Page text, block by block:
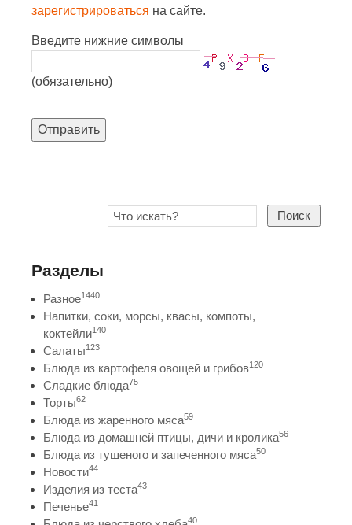
зарегистрироваться на сайте.
Введите нижние символы
(обязательно)
Отправить
Поиск
Разделы
Разное1440
Напитки, соки, морсы, квасы, компоты,
коктейли140
Салаты123
Блюда из картофеля овощей и грибов120
Сладкие блюда75
Торты62
Блюда из жаренного мяса59
Блюда из домашней птицы, дичи и кролика56
Блюда из тушеного и запеченного мяса50
Новости44
Изделия из теста43
Печенье41
40